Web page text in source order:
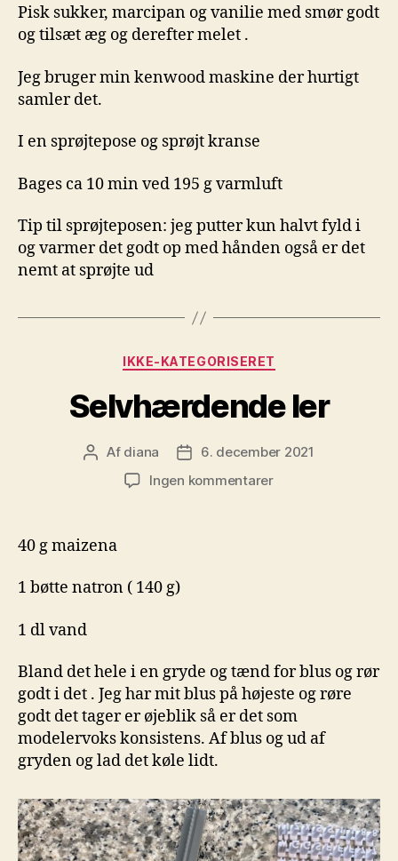
Pisk sukker, marcipan og vanilie med smør godt
og tilsæt æg og derefter melet .
Jeg bruger min kenwood maskine der hurtigt
samler det.
I en sprøjtepose og sprøjt kranse
Bages ca 10 min ved 195 g varmluft
Tip til sprøjteposen: jeg putter kun halvt fyld i
og varmer det godt op med hånden også er det
nemt at sprøjte ud
Kategorier
IKKE-KATEGORISERET
Selvhærdende ler
Indlægsforfatter
Af diana Indlægsdato
6. december 2021
Ingen kommentarertil
40 g maizena
1 bøtte natron ( 140 g)
1 dl vand
Bland det hele i en gryde og tænd for blus og rør
godt i det . Jeg har mit blus på højeste og røre
godt det tager er øjeblik så er det som
modelervoks konsistens. Af blus og ud af
gryden og lad det køle lidt.